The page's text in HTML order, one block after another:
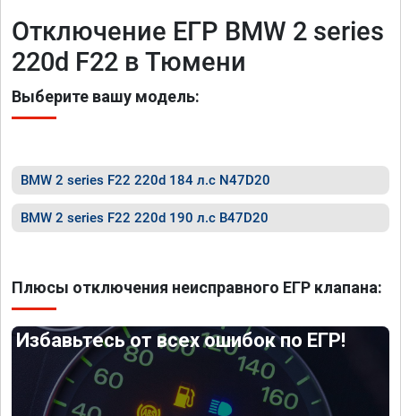
Отключение ЕГР BMW 2 series
220d F22 в Тюмени
Выберите вашу модель:
BMW 2 series F22 220d 184 л.с N47D20
BMW 2 series F22 220d 190 л.с B47D20
Плюсы отключения неисправного ЕГР клапана:
Избавьтесь от всех ошибок по ЕГР!